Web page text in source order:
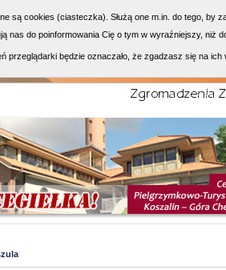
są cookies (ciasteczka). Służą one m.in. do tego, by
nas do poinformowania Cię o tym w wyraźniejszy, niż
będzie oznaczało, że zgadzasz się na ich